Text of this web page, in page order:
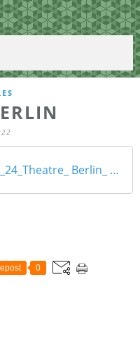
2022_02_24_Theatre_ Berlin_ Berlin
0